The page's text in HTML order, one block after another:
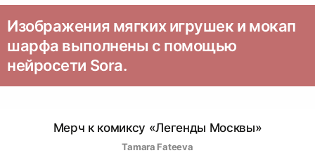
Изображения мягких игрушек и мокап
шарфа выполнены с помощью
нейросети Sora.
Мерч к комиксу «Легенды Москвы»
Tamara Fateeva